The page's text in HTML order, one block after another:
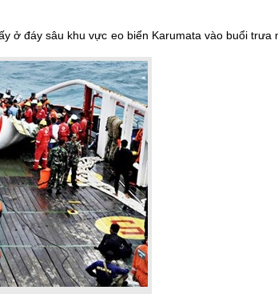
ở đáy sâu khu vực eo biển Karumata vào buổi trưa